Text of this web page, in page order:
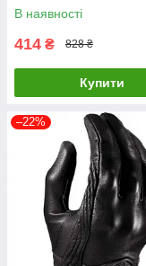
В наявності
414 ₴ 828 ₴
Купити
–22%